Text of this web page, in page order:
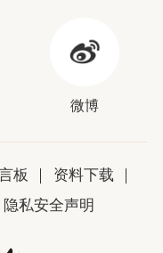
微博
板
资料下载
隐私安全声明